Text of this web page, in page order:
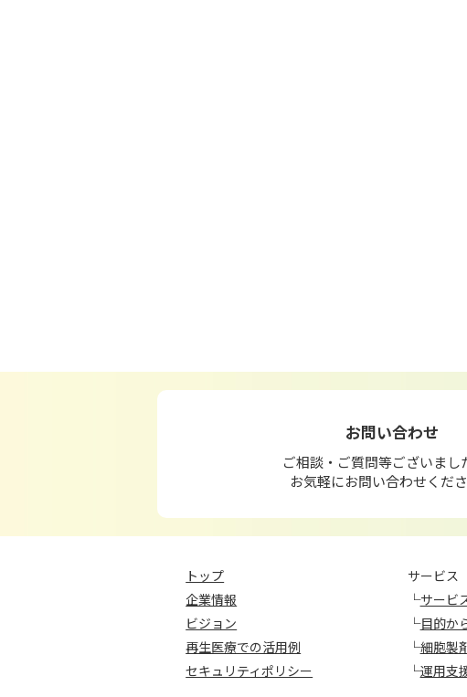
お問い合わせ
ご相談・ご質問等ございまし
お気軽にお問い合わせくださ
トップ
企業情報
ビジョン
再生医療での活用例
セキュリティポリシー
サービス
└サービ
└目的か
└細胞製
└運用支